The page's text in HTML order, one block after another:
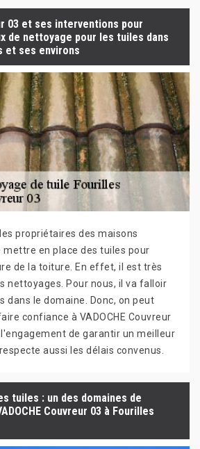
03 et ses interventions pour
de nettoyage pour les tuiles dans
et ses environs
propriétaires des maisons
mettre en place des tuiles pour
de la toiture. En effet, il est très
nettoyages. Pour nous, il va falloir
dans le domaine. Donc, on peut
confiance à VADOCHE Couvreur
de garantir un meilleur
aussi les délais convenus.
tuiles : un des domaines de
Couvreur 03 à Fourilles